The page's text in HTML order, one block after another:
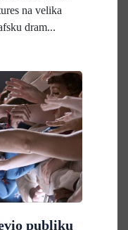
na velika
dram...
publiku